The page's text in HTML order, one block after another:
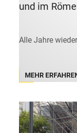
und im
Alle Jahre
MEHR